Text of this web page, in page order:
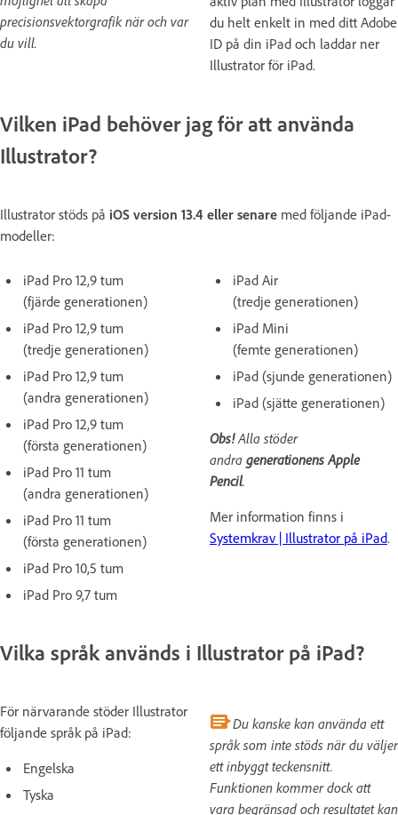
du helt enkelt in med ditt Adobe
ID på din iPad och laddar ner
Illustrator för iPad.
precisionsvektorgrafik när och var
du vill.
Vilken iPad behöver jag för att använda
Illustrator?
Illustrator stöds på iOS version 13.4 eller senare med följande iPad-
modeller:
iPad Pro 12,9 tum
(fjärde generationen)
iPad Pro 12,9 tum
(tredje generationen)
iPad Pro 12,9 tum
(andra generationen)
iPad Pro 12,9 tum
(första generationen)
iPad Pro 11 tum
(andra generationen)
iPad Pro 11 tum
(första generationen)
iPad Pro 10,5 tum
iPad Pro 9,7 tum
iPad Air
(tredje generationen)
iPad Mini
(femte generationen)
iPad (sjunde generationen)
iPad (sjätte generationen)
Obs!Alla stöder
andra generationens Apple
Pencil.
Mer information finns i
Systemkrav | Illustrator på iPad.
Vilka språk används i Illustrator på iPad?
Du kanske kan använda ett
språk som inte stöds när du väljer
ett inbyggt teckensnitt.
Funktionen kommer dock att
vara begränsad och resultatet kan
För närvarande stöder Illustrator
följande språk på iPad:
Engelska
Tyska